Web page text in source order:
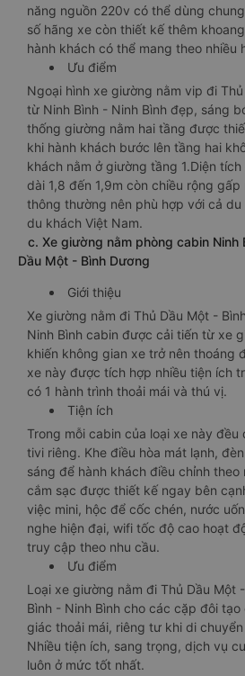
năng nguồn 220v có thể dùng
số hãng xe còn thiết kế thêm
hành khách có thể mang theo nhiều
Ưu điểm
Ngoại hình xe giường nằm vip đi
từ Ninh Bình - Ninh Bình đẹp, sáng
thống giường nằm hai tầng được
khi hành khách bước lên tầng hai
khách nằm ở giường tầng 1.Diện
dài 1,8 đến 1,9m còn chiều rộng
thông thường nên phù hợp với cả
du khách Việt Nam.
c. Xe giường nằm phòng cabin Ninh
Dầu Một - Bình Dương
Giới thiệu
Xe giường nằm đi Thủ Dầu Một -
Ninh Bình cabin được cải tiến từ xe
khiến không gian xe trở nên thoáng
xe này được tích hợp nhiều tiện ích
có 1 hành trình thoải mái và thú vị.
Tiện ích
Trong mỗi cabin của loại xe này
tivi riêng. Khe điều hòa mát lạnh,
sáng để hành khách điều chỉnh theo
cắm sạc được thiết kế ngay bên
việc mini, hộc để cốc chén, nước
nghe hiện đại, wifi tốc độ cao hoạt
truy cập theo nhu cầu.
Ưu điểm
Loại xe giường nằm đi Thủ Dầu Một
Bình - Ninh Bình cho các cặp đôi
giác thoải mái, riêng tư khi di
Nhiều tiện ích, sang trọng, dịch vụ
luôn ở mức tốt nhất.